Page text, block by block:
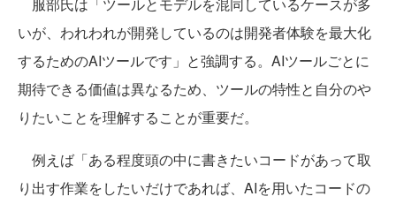
いが、われわれが開発しているのは開発者体験を最大化
するためのAIツールです」と強調する。AIツールごとに
期待できる価値は異なるため、ツールの特性と自分のや
りたいことを理解することが重要だ。
例えば「ある程度頭の中に書きたいコードがあって取
り出す作業をしたいだけであれば、AIを用いたコードの